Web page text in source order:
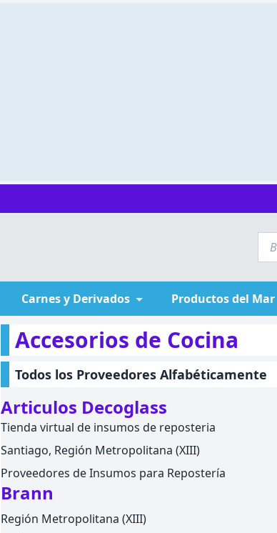
Carnes y Derivados Productos del Mar
Accesorios de Cocina
Todos los Proveedores Alfabéticamente
Articulos Decoglass
Tienda virtual de insumos de reposteria
Santiago, Región Metropolitana (XIII)
Proveedores de Insumos para Repostería
Brann
Región Metropolitana (XIII)